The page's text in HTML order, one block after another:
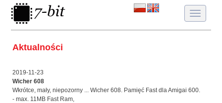
Toggle
Aktualności
2019-11-23
Wicher 608
Wkrótce, mały, niepozorny ... Wicher 608. Pamięć Fast dla Amigai 600.
- max. 11MB Fast Ram,